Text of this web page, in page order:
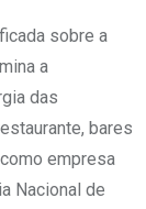
sobre a
a
das
bares
empresa
Nacional de